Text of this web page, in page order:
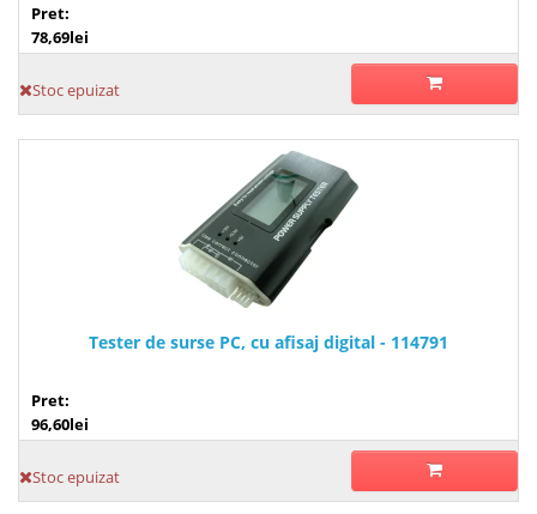
Pret:
78,69lei
Stoc epuizat
Tester de surse PC, cu afisaj digital - 114791
Pret:
96,60lei
Stoc epuizat